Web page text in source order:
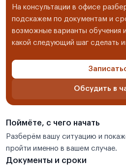
На консультации в офисе
подскажем по документам и
возможные варианты обучения
какой следующий шаг сделать
Обсудить в
Поймёте, с чего начать
Разберём вашу ситуацию и
пройти именно в вашем случае.
Документы и сроки